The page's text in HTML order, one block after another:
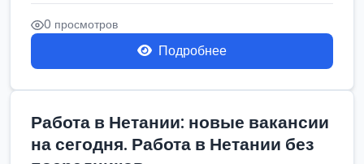
0 просмотров
Подробнее
Работа в Нетании: новые вакансии
на сегодня. Работа в Нетании без